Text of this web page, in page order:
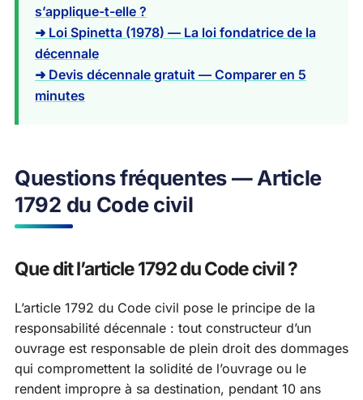
s’applique-t-elle ?
➜ Loi Spinetta (1978) — La loi fondatrice de la
décennale
➜ Devis décennale gratuit — Comparer en 5
minutes
Questions fréquentes — Article
1792 du Code civil
Que dit l’article 1792 du Code civil ?
L’article 1792 du Code civil pose le principe de la
responsabilité décennale : tout constructeur d’un
ouvrage est responsable de plein droit des dommages
qui compromettent la solidité de l’ouvrage ou le
rendent impropre à sa destination, pendant 10 ans